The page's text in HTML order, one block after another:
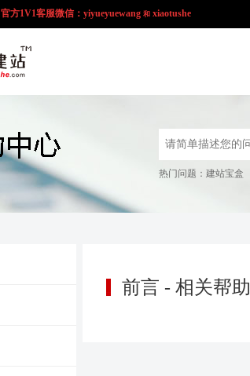
官方1V1客服微信：yiyueyuewang 和 xiaotushe
热门问题： 建站宝盒
前言 - 相关帮助